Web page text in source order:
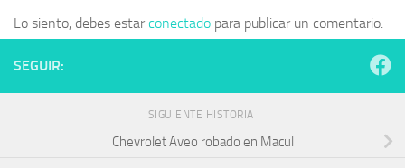
Lo siento, debes estarconectado para publicar un comentario.
SEGUIR:
SIGUIENTE HISTORIA
Chevrolet Aveo robado en Macul